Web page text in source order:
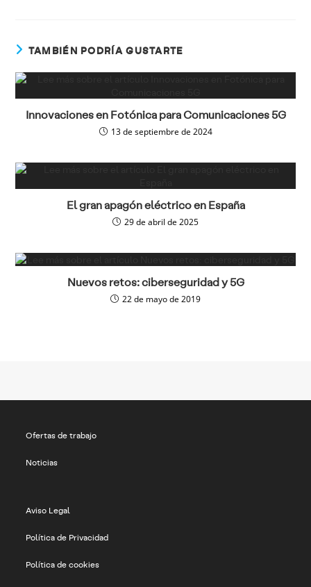
TAMBIÉN PODRÍA GUSTARTE
Innovaciones en Fotónica para Comunicaciones 5G
13 de septiembre de 2024
El gran apagón eléctrico en España
29 de abril de 2025
Nuevos retos: ciberseguridad y 5G
22 de mayo de 2019
Ofertas de trabajo
Noticias
Aviso Legal
Política de Privacidad
Política de cookies